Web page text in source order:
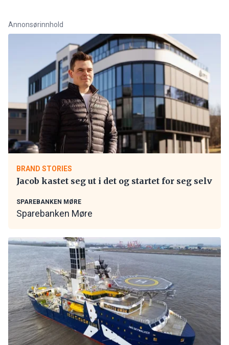
Annonsørinnhold
BRAND STORIES
Jacob kastet seg ut i det og startet for seg selv
SPAREBANKEN MØRE
Sparebanken Møre